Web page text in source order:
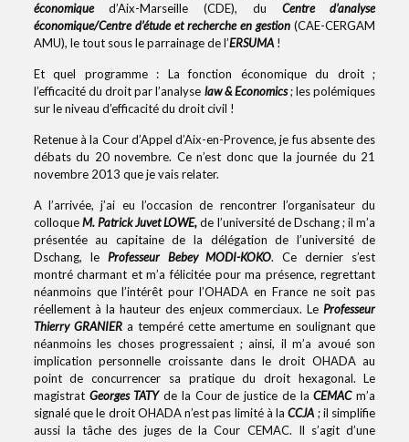
économiqued’Aix-Marseille (CDE), du Centre d’analyse
économique/Centre d’étude et recherche en gestion (CAE-CERGAM
AMU), le tout sous le parrainage de l’ERSUMA!
Et quel programme : La fonction économique du droit ;
l’efficacité du droit par l’analyse law & Economics; les polémiques
sur le niveau d’efficacité du droit civil !
Retenue à la Cour d’Appel d’Aix-en-Provence, je fus absente des
débats du 20 novembre. Ce n’est donc que la journée du 21
novembre 2013 que je vais relater.
A l’arrivée, j’ai eu l’occasion de rencontrer l’organisateur du
colloqueM. Patrick Juvet LOWE,de l’université de Dschang ; il m’a
présentée au capitaine de la délégation de l’université de
Dschang, le Professeur Bebey MODI-KOKO. Ce dernier s’est
montré charmant et m’a félicitée pour ma présence, regrettant
néanmoins que l’intérêt pour l’OHADA en France ne soit pas
réellement à la hauteur des enjeux commerciaux. LeProfesseur
Thierry GRANIERa tempéré cette amertume en soulignant que
néanmoins les choses progressaient ; ainsi, il m’a avoué son
implication personnelle croissante dans le droit OHADA au
point de concurrencer sa pratique du droit hexagonal. Le
magistrat Georges TATYde la Cour de justice de laCEMACm’a
signalé que le droit OHADA n’est pas limité à laCCJA ; il simplifie
aussi la tâche des juges de la Cour CEMAC. Il s’agit d’une